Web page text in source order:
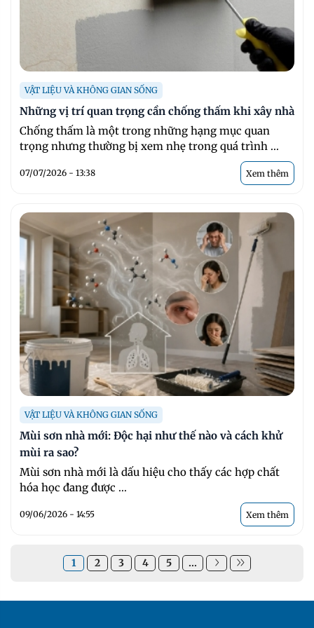
VẬT LIỆU VÀ KHÔNG GIAN SỐNG
Những vị trí quan trọng cần chống thấm khi xây nhà
Chống thấm là một trong những hạng mục quan
trọng nhưng thường bị xem nhẹ trong quá trình ...
07/07/2026 - 13:38 Xem thêm
VẬT LIỆU VÀ KHÔNG GIAN SỐNG
Mùi sơn nhà mới: Độc hại như thế nào và cách khử
mùi ra sao?
Mùi sơn nhà mới là dấu hiệu cho thấy các hợp chất
hóa học đang được ...
09/06/2026 - 14:55 Xem thêm
1 2 3 4 5 ...